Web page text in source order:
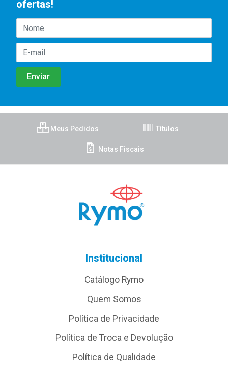
ofertas!
Meus Pedidos Títulos
Notas Fiscais
Institucional
Catálogo Rymo
Quem Somos
Política de Privacidade
Política de Troca e Devolução
Política de Qualidade